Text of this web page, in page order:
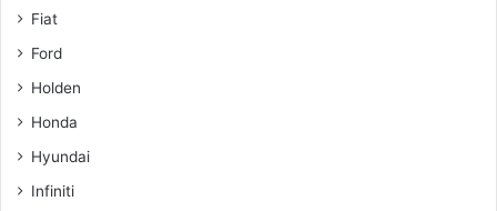
Fiat
Ford
Holden
Honda
Hyundai
Infiniti